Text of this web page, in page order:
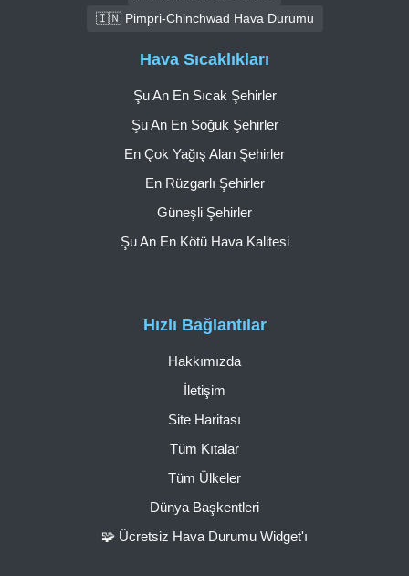
🇮🇳 Pimpri-Chinchwad Hava Durumu
Hızlı Bağlantılar
Hakkımızda
İletişim
Site Haritası
Tüm Kıtalar
Tüm Ülkeler
Dünya Başkentleri
🧩 Ücretsiz Hava Durumu Widget'ı
Hava Sıcaklıkları
Şu An En Sıcak Şehirler
Şu An En Soğuk Şehirler
En Çok Yağış Alan Şehirler
En Rüzgarlı Şehirler
Güneşli Şehirler
Şu An En Kötü Hava Kalitesi